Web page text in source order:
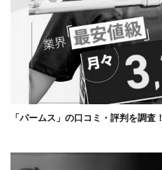
「パームス」の口コミ・評判を調査